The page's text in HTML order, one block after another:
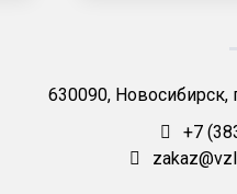
630090, Новосибирск,
+7